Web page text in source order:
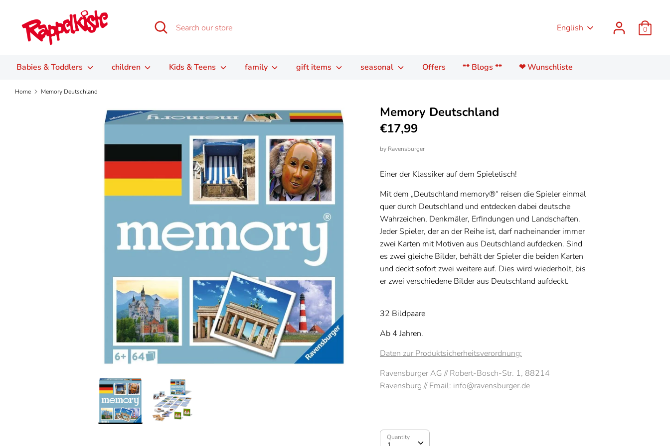
content
Search
Search
our
Language
English 0
Babies & Toddlers children Kids & Teens family gift items seasonal Offers ** Blogs ** ❤ Wunschliste
Home Memory Deutschland
Memory Deutschland
€17,99
by Ravensburger
Einer der Klassiker auf dem Spieletisch!
Mit dem „Deutschland memory®“ reisen die Spieler einmal
quer durch Deutschland und entdecken dabei deutsche
Wahrzeichen, Denkmäler, Erfindungen und Landschaften.
Jeder Spieler, der an der Reihe ist, darf nacheinander immer
zwei Karten mit Motiven aus Deutschland aufdecken. Sind
es zwei gleiche Bilder, behält der Spieler die beiden Karten
und deckt sofort zwei weitere auf. Dies wird wiederholt, bis
er zwei verschiedene Bilder aus Deutschland aufdeckt.
32 Bildpaare
Ab 4 Jahren.
Daten zur Produktsicherheitsverordnung:
Ravensburger AG // Robert-Bosch-Str. 1, 88214
Ravensburg // Email: info@ravensburger.de
Quantity
Quantity